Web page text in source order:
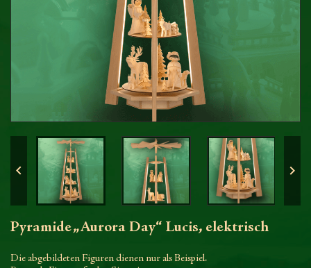
 
Pyramide „Aurora Day“ Lucis, elektrisch
Die abgebildeten Figuren dienen nur als Beispiel.